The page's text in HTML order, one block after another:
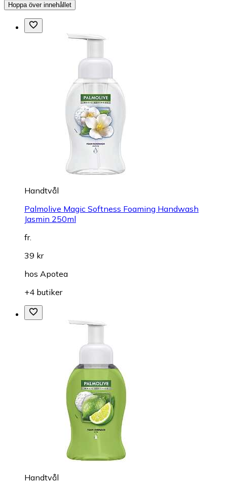
Hoppa över innehållet
Handtvål
Palmolive Magic Softness Foaming Handwash
Jasmin 250ml
fr.
39 kr
hos Apotea
+4 butiker
Handtvål